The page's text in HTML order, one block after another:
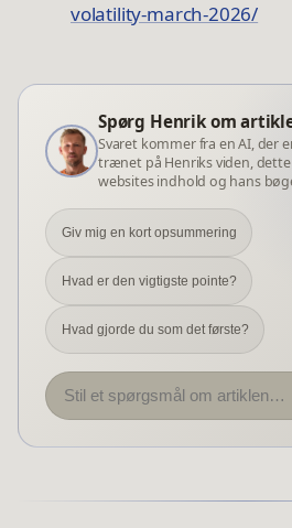
volatility-march-2026/
Spørg Henrik om
Svaret kommer fra en AI, der
trænet på Henriks viden, dette
websites indhold og hans
Giv mig en kort opsummering
Hvad er den vigtigste pointe?
Hvad gjorde du som det første?